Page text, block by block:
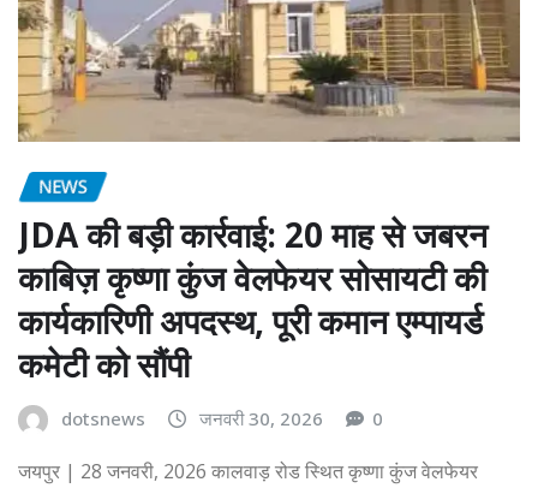
NEWS
JDA की बड़ी कार्रवाई: 20 माह से जबरन
काबिज़ कृष्णा कुंज वेलफेयर सोसायटी की
कार्यकारिणी अपदस्थ, पूरी कमान एम्पायर्ड
कमेटी को सौंपी
dotsnews जनवरी 30, 2026 0
जयपुर | 28 जनवरी, 2026 कालवाड़ रोड स्थित कृष्णा कुंज वेलफेयर